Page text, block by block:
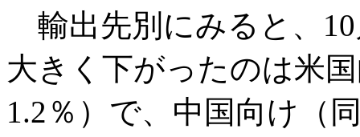
輸出先別にみると、
大きく下がったのは米
1.2％）で、中国向け（